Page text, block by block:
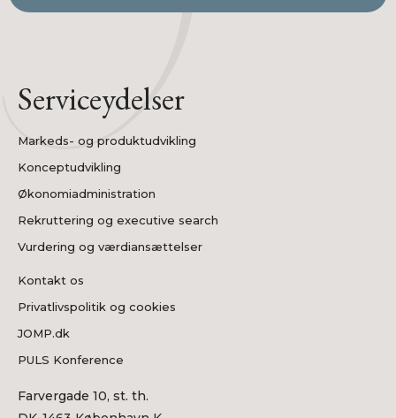
Serviceydelser
Markeds- og produktudvikling
Konceptudvikling
Økonomiadministration
Rekruttering og executive search
Vurdering og værdiansættelser
Kontakt os
Privatlivspolitik og cookies
JOMP.dk
PULS Konference
Farvergade 10, st. th.